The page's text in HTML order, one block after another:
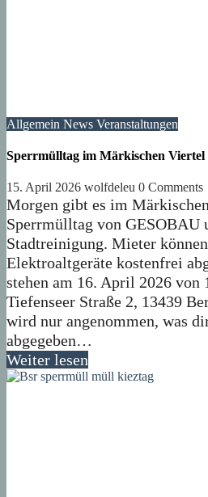
Allgemein News Veranstaltungen
Sperrmülltag im Märkischen
15. April 2026 wolfdeleu 0 Comments
Morgen gibt es im
Sperrmülltag von GESOBAU
Stadtreinigung. Mieter
Elektroaltgeräte kostenfrei
stehen am 16. April 2026 von
Tiefenseer Straße 2, 13439
wird nur angenommen, was
abgegeben…
Weiter lesen